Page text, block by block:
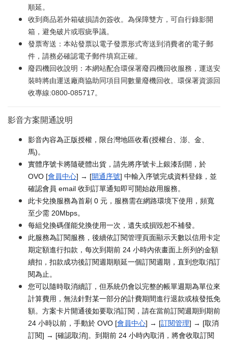
順延。
收到商品若外箱破損請勿簽收。為保障雙方，可自行錄影開
箱，避免破片或瑕疵爭議。
發票寄送：本站發票以電子發票形式寄送到消費者的電子郵
件，請務必確認電子郵件填寫正確。
廢四機回收說明：本網站配合環保署廢四機回收服務，運送安
裝時將由運送廠商協助同項目同數量廢機回收。環保署資源回
收專線:0800-085717。
影音方案開通說明
影音內容為正版授權，限台灣地區收看(授權台、澎、金、
馬)。
實體序號卡將隨硬體出貨，請先將序號卡上銀漆刮開，於
OVO [會員中心] → [開通序號] 中輸入序號完成資料登錄，並
確認會員 email 收到訂單通知即可開始啟用服務。
此卡兌換服務為首刷 0 元，服務需在網路環境下使用，頻寬
至少需 20Mbps。
每組兌換碼僅能兌換使用一次，遺失或損毀恕不補發。
此服務為訂閱服務，後續依訂閱管理頁面顯示天數以信用卡定
期定額進行扣款，每次到期前 24 小時內依畫面上所列的金額
續扣，扣款成功後訂閱週期順延一個訂閱週期，直到您取消訂
閱為止。
您可以隨時取消續訂，但系統仍會以完整的帳單週期為單位來
計算費用，無法針對某一部分的計費期間進行退款或核發抵免
額。方案卡片開通後如要取消訂閱，請在當前訂閱週期到期前
24 小時以前，手動於 OVO [會員中心] → [訂閱管理] → [取消
訂閱] → [確認取消]。到期前 24 小時內取消，將會收取訂閱